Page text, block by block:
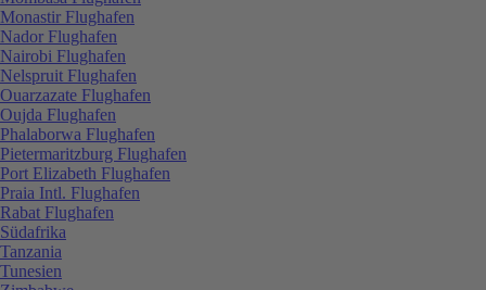
Monastir Flughafen
Nador Flughafen
Nairobi Flughafen
Nelspruit Flughafen
Ouarzazate Flughafen
Oujda Flughafen
Phalaborwa Flughafen
Pietermaritzburg Flughafen
Port Elizabeth Flughafen
Praia Intl. Flughafen
Rabat Flughafen
Südafrika
Tanzania
Tunesien